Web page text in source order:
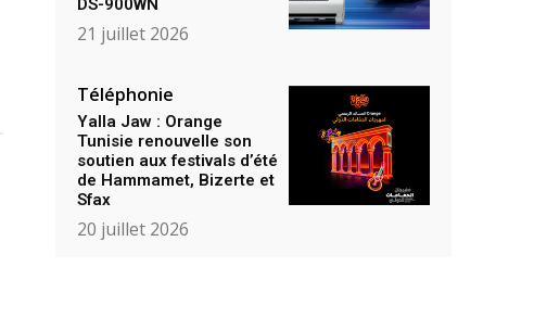
DS-900WN
21 juillet 2026
Téléphonie
Yalla Jaw : Orange
Tunisie renouvelle son
soutien aux festivals d’été
de Hammamet, Bizerte et
Sfax
20 juillet 2026